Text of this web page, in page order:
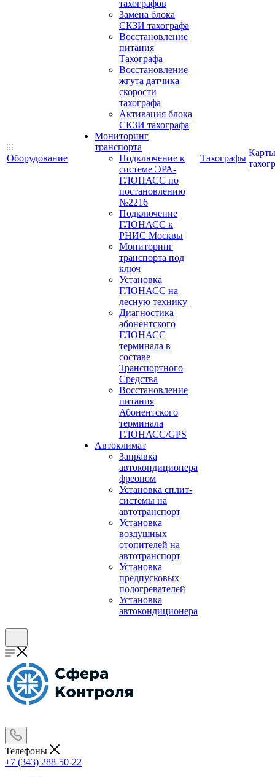
Оборудование
тахографов
Замена блока
СКЗИ тахографа
Восстановление
питания
Тахографа
Восстановление
жгута датчика
скорости
тахографа
Активация блока
СКЗИ тахографа
Мониторинг
транспорта
Подключение к
системе ЭРА-
ГЛОНАСС по
постановлению
№2216
Подключение
ГЛОНАСС к
РНИС Москвы
Мониторинг
транспорта под
ключ
Установка
ГЛОНАСС на
лесную технику
Диагностика
абонентского
ГЛОНАСС
терминала в
составе
Транспортного
Средства
Восстановление
питания
Абонентского
терминала
ГЛОНАСС/GPS
Автоклимат
Заправка
автокондиционера
фреоном
Установка сплит-
системы на
автотранспорт
Установка
воздушных
отопителей на
автотранспорт
Установка
предпусковых
подогревателей
Установка
автокондиционера
Тахографы
Карты
Телефоны
+7 (343) 288-50-22